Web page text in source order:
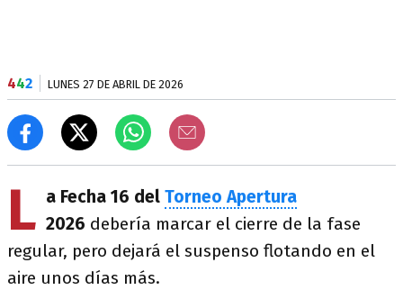
442 LUNES 27 DE ABRIL DE 2026
L a Fecha 16 del Torneo Apertura
2026 debería marcar el cierre de la fase
regular, pero dejará el suspenso flotando en el
aire unos días más.